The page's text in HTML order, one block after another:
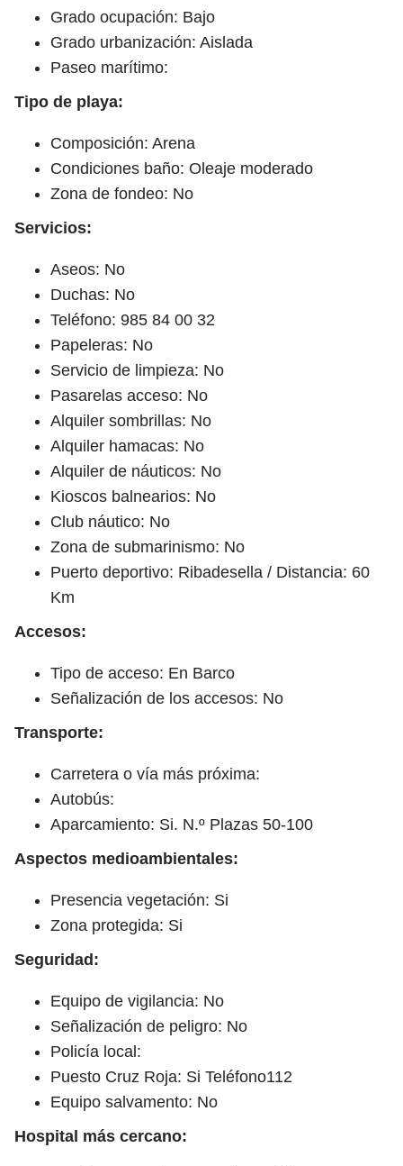
Grado ocupación: Bajo
Grado urbanización: Aislada
Paseo marítimo:
Tipo de playa:
Composición: Arena
Condiciones baño: Oleaje moderado
Zona de fondeo: No
Servicios:
Aseos: No
Duchas: No
Teléfono: 985 84 00 32
Papeleras: No
Servicio de limpieza: No
Pasarelas acceso: No
Alquiler sombrillas: No
Alquiler hamacas: No
Alquiler de náuticos: No
Kioscos balnearios: No
Club náutico: No
Zona de submarinismo: No
Puerto deportivo: Ribadesella / Distancia: 60
Km
Accesos:
Tipo de acceso: En Barco
Señalización de los accesos: No
Transporte:
Carretera o vía más próxima:
Autobús:
Aparcamiento: Si. N.º Plazas 50-100
Aspectos medioambientales:
Presencia vegetación: Si
Zona protegida: Si
Seguridad:
Equipo de vigilancia: No
Señalización de peligro: No
Policía local:
Puesto Cruz Roja: Si Teléfono112
Equipo salvamento: No
Hospital más cercano: